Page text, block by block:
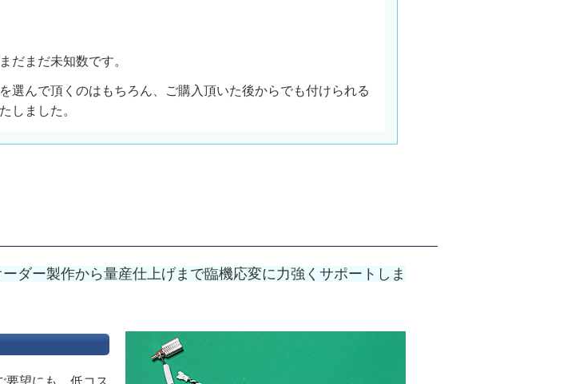
だまだ未知数です。
選んで頂くのはもちろん、ご購入頂いた後からでも付けられる
しました。
ダー製作から量産仕上げまで臨機応変に力強くサポートしま
要望にも、低コス